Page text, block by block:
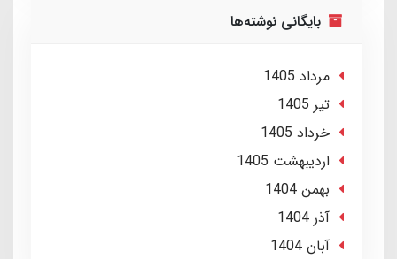
بایگانی نوشته‌ها
مرداد 1405
تير 1405
خرداد 1405
ارديبهشت 1405
بهمن 1404
آذر 1404
آبان 1404